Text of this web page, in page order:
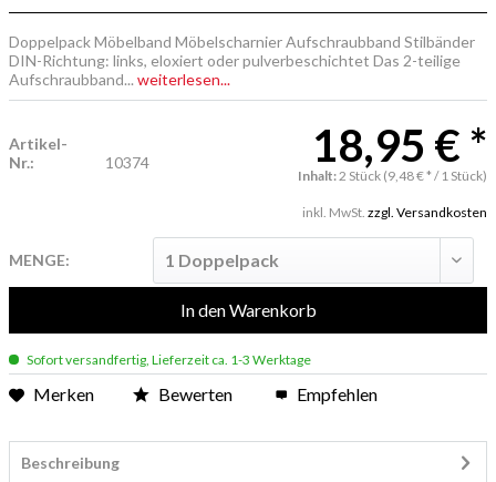
Doppelpack Möbelband Möbelscharnier Aufschraubband Stilbänder
DIN-Richtung: links, eloxiert oder pulverbeschichtet Das 2-teilige
Aufschraubband... weiterlesen...
Artikel-
Nr.:
10374 18,95 € *
Inhalt:2 Stück (9,48 € * / 1 Stück)
inkl. MwSt. zzgl. Versandkosten
MENGE:
In denWarenkorb
Sofort versandfertig, Lieferzeit ca. 1-3 Werktage
Merken Bewerten Empfehlen
Beschreibung